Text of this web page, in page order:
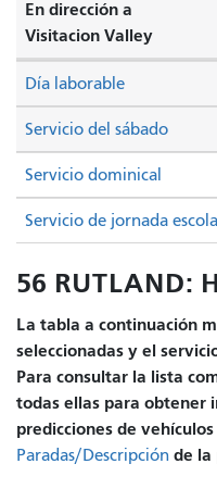
En dirección a
Visitacion Valley
Servicio del sábado
Servicio dominical
Día laborable
Servicio de jornada
56 RUTLAND:
La tabla a continuación
seleccionadas y el
Para consultar la lista
todas ellas para obtener
predicciones de
Paradas/Descripción de la